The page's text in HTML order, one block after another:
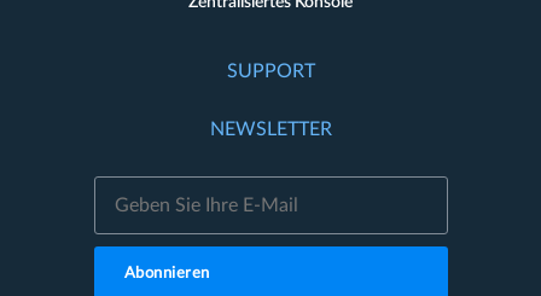
SUPPORT
NEWSLETTER
Abonnieren